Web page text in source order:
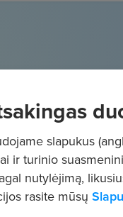
€/mėn.Prieš
slapukus
ir turinio
nutylėjimą,
rasite mūsų